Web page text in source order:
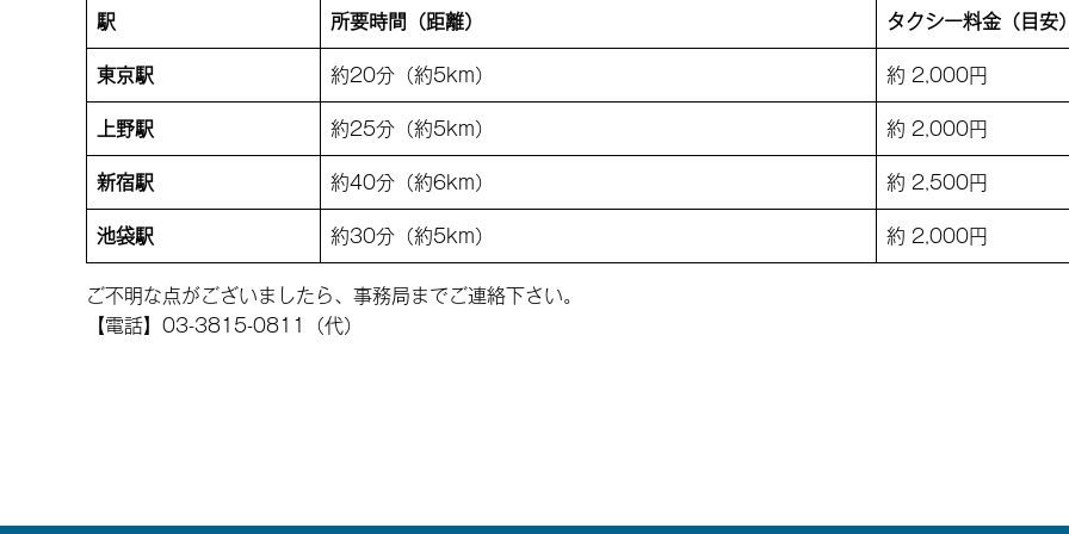
駅 所要時間（距離） タクシー料金（目安
東京駅 約20分（約5km） 約 2,000円
上野駅 約25分（約5km） 約 2,000円
新宿駅 約40分（約6km） 約 2,500円
池袋駅 約30分（約5km） 約 2,000円
ご不明な点がございましたら、事務局までご連絡下さい。
【電話】03-3815-0811（代）